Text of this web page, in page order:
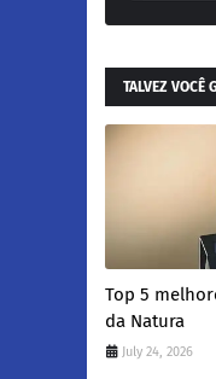
TALVEZ VOCÊ
Top 5
da Natura
July 24, 2026